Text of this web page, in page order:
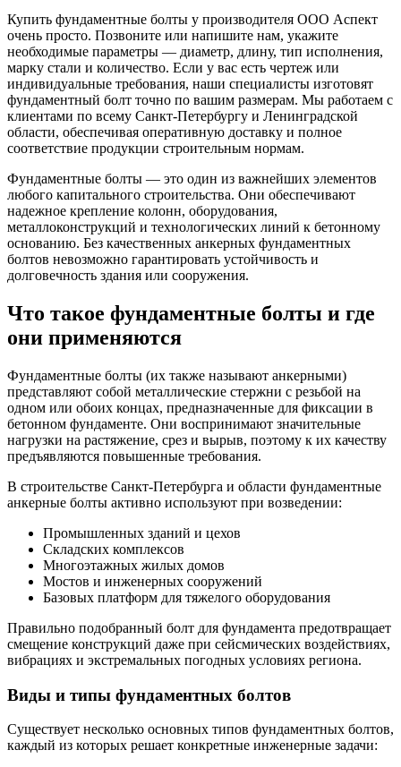
Купить фундаментные болты у производителя ООО Аспект
очень просто. Позвоните или напишите нам, укажите
необходимые параметры — диаметр, длину, тип исполнения,
марку стали и количество. Если у вас есть чертеж или
индивидуальные требования, наши специалисты изготовят
фундаментный болт точно по вашим размерам. Мы работаем с
клиентами по всему Санкт-Петербургу и Ленинградской
области, обеспечивая оперативную доставку и полное
соответствие продукции строительным нормам.
Фундаментные болты — это один из важнейших элементов
любого капитального строительства. Они обеспечивают
надежное крепление колонн, оборудования,
металлоконструкций и технологических линий к бетонному
основанию. Без качественных анкерных фундаментных
болтов невозможно гарантировать устойчивость и
долговечность здания или сооружения.
Что такое фундаментные болты и где
они применяются
Фундаментные болты (их также называют анкерными)
представляют собой металлические стержни с резьбой на
одном или обоих концах, предназначенные для фиксации в
бетонном фундаменте. Они воспринимают значительные
нагрузки на растяжение, срез и вырыв, поэтому к их качеству
предъявляются повышенные требования.
В строительстве Санкт-Петербурга и области фундаментные
анкерные болты активно используют при возведении:
Промышленных зданий и цехов
Складских комплексов
Многоэтажных жилых домов
Мостов и инженерных сооружений
Базовых платформ для тяжелого оборудования
Правильно подобранный болт для фундамента предотвращает
смещение конструкций даже при сейсмических воздействиях,
вибрациях и экстремальных погодных условиях региона.
Виды и типы фундаментных болтов
Существует несколько основных типов фундаментных болтов,
каждый из которых решает конкретные инженерные задачи: